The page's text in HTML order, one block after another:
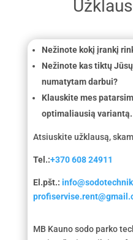
Nežinote kokį įrankį
Nežinote kas tiktų
numatytam darbui?
Klauskite mes
optimaliausią variantą.
Atsiuskite užklausą,
Tel.:+370 608 24911
El.pšt.:
MB Kauno sodo parko